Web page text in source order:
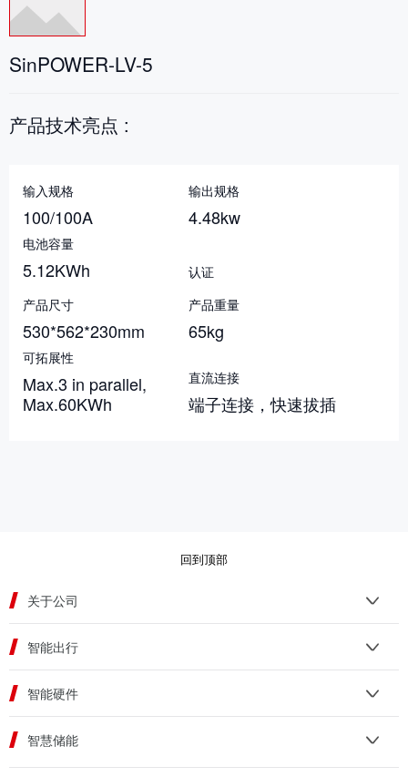
SinPOWER-LV-5
产品技术亮点 :
输入规格
100/100A
输出规格
4.48kw
电池容量
5.12KWh
认证
产品尺寸
530*562*230mm
产品重量
65kg
可拓展性
Max.3 in parallel,
Max.60KWh
直流连接
端子连接，快速拔插
回到顶部
关于公司
智能出行
智能硬件
智慧储能